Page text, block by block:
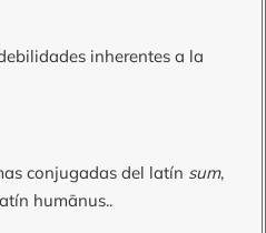
inherentes a la
conjugadas del latín sum,
humānus..